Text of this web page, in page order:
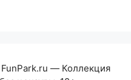
— Коллекция